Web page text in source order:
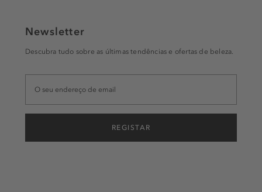
Newsletter
Descubra tudo sobre as últimas tendências e ofertas de beleza.
REGISTAR